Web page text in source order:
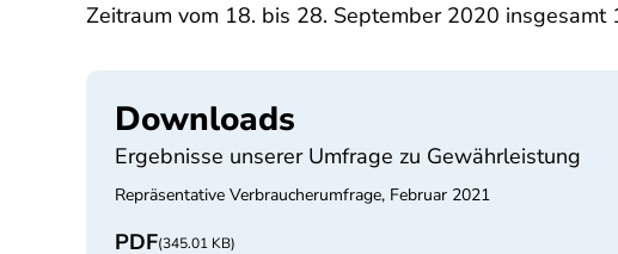
Zeitraum vom 18. bis 28. September 2020
Downloads
Ergebnisse unserer Umfrage zu Gewährleistung
Repräsentative Verbraucherumfrage, Februar 2021
PDF(345.01 KB)